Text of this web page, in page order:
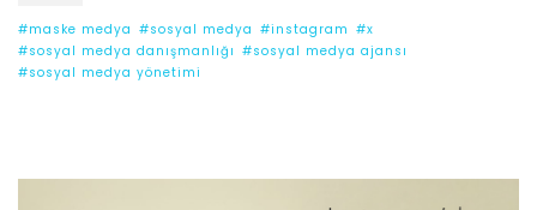
#maske medya #sosyal medya #instagram #x
#sosyal medya danışmanlığı #sosyal medya ajansı
#sosyal medya yönetimi